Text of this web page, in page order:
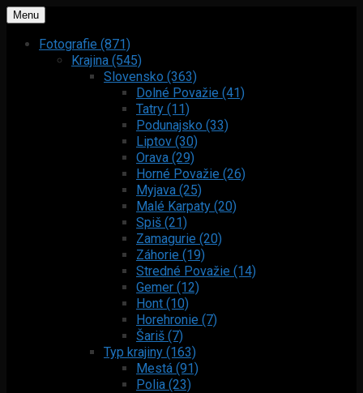
Menu
Fotografie (871)
Krajina (545)
Slovensko (363)
Dolné Považie (41)
Tatry (11)
Podunajsko (33)
Liptov (30)
Orava (29)
Horné Považie (26)
Myjava (25)
Malé Karpaty (20)
Spiš (21)
Zamagurie (20)
Záhorie (19)
Stredné Považie (14)
Gemer (12)
Hont (10)
Horehronie (7)
Šariš (7)
Typ krajiny (163)
Mestá (91)
Polia (23)